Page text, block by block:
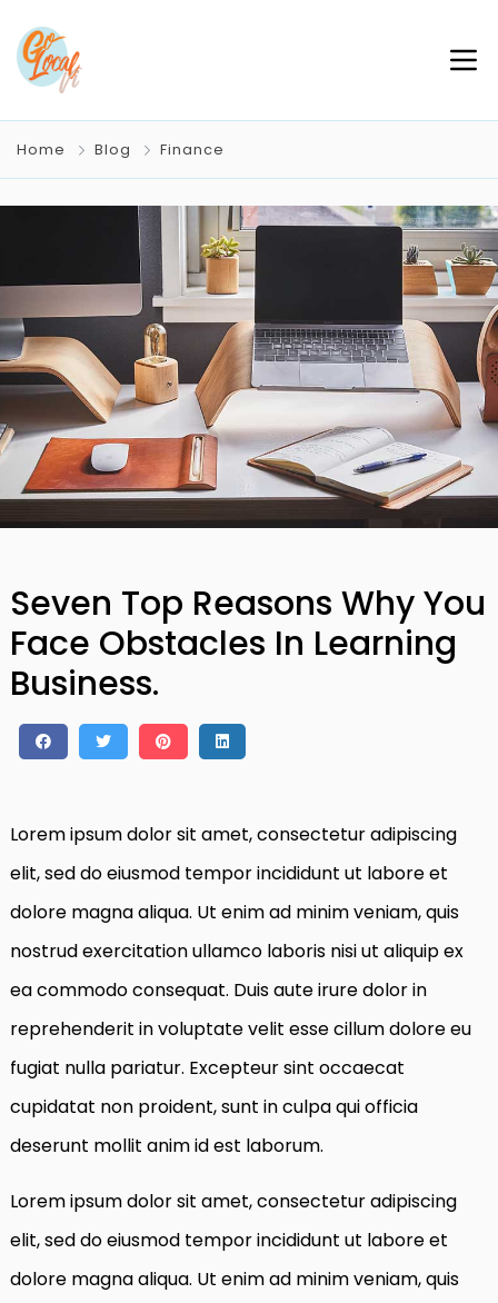
Home Blog Finance
Seven Top Reasons Why You
Face Obstacles In Learning
Business.
Lorem ipsum dolor sit amet, consectetur adipiscing
elit, sed do eiusmod tempor incididunt ut labore et
dolore magna aliqua. Ut enim ad minim veniam, quis
nostrud exercitation ullamco laboris nisi ut aliquip ex
ea commodo consequat. Duis aute irure dolor in
reprehenderit in voluptate velit esse cillum dolore eu
fugiat nulla pariatur. Excepteur sint occaecat
cupidatat non proident, sunt in culpa qui officia
deserunt mollit anim id est laborum.
Lorem ipsum dolor sit amet, consectetur adipiscing
elit, sed do eiusmod tempor incididunt ut labore et
dolore magna aliqua. Ut enim ad minim veniam, quis